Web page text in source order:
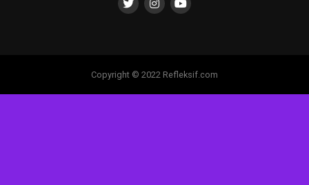
Copyright © 2022 Refleksif.com